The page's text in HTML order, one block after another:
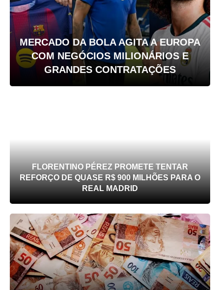
MERCADO DA BOLA AGITA A EUROPA
COM NEGÓCIOS MILIONÁRIOS E
GRANDES CONTRATAÇÕES
FLORENTINO PÉREZ PROMETE TENTAR
REFORÇO DE QUASE R$ 900 MILHÕES PARA O
REAL MADRID